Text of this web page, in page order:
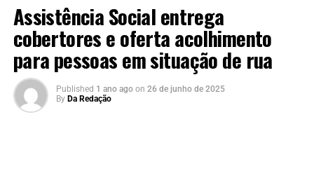
Assistência Social entrega
cobertores e oferta acolhimento
para pessoas em situação de rua
Published 1 ano ago on 26 de junho de 2025
By Da Redação